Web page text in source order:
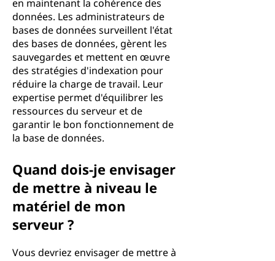
en maintenant la cohérence des
données. Les administrateurs de
bases de données surveillent l'état
des bases de données, gèrent les
sauvegardes et mettent en œuvre
des stratégies d'indexation pour
réduire la charge de travail. Leur
expertise permet d'équilibrer les
ressources du serveur et de
garantir le bon fonctionnement de
la base de données.
Quand dois-je envisager
de mettre à niveau le
matériel de mon
serveur ?
Vous devriez envisager de mettre à